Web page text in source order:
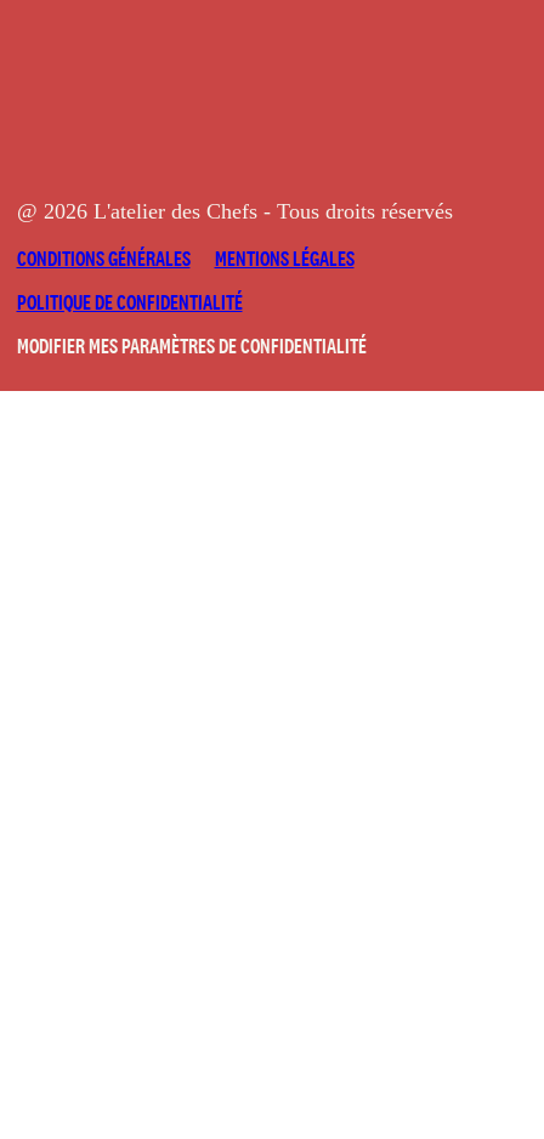
@ 2026 L'atelier des Chefs - Tous droits réservés
CONDITIONS GÉNÉRALES
MENTIONS LÉGALES
POLITIQUE DE CONFIDENTIALITÉ
MODIFIER MES PARAMÈTRES DE CONFIDENTIALITÉ